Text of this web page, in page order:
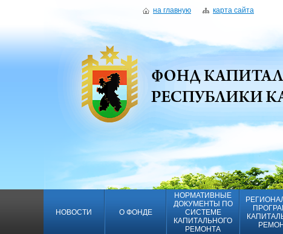
на главную карта сайта
НОВОСТИ О ФОНДЕ
НОРМАТИВНЫЕ
ДОКУМЕНТЫ ПО
СИСТЕМЕ
КАПИТАЛЬНОГО
РЕМОНТА